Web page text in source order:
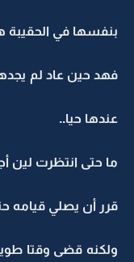
بنفسها في الحقيبة
فهد حين عاد لم
عندها حيا..
ما حتى انتظرت لين
قرر أن يصلي قيامه
ولكنه قضى وقتا